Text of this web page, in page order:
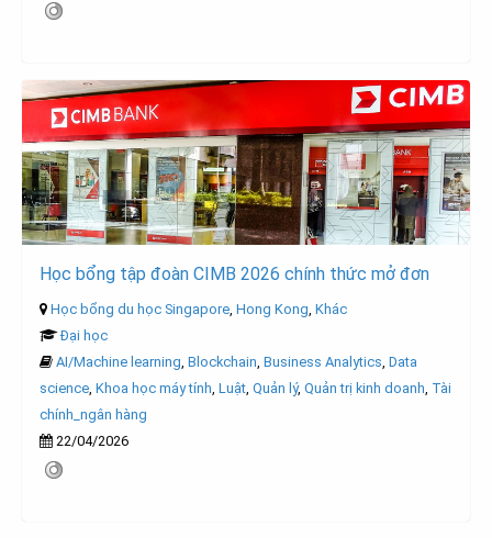
Học bổng tập đoàn CIMB 2026 chính thức mở đơn
Học bổng du học Singapore Hong Kong Khác
Đại học
AI/Machine learning Blockchain Business Analytics Data
science Khoa học máy tính Luật Quản lý, Quản trị kinh doanh Tài
chính_ngân hàng
22/04/2026